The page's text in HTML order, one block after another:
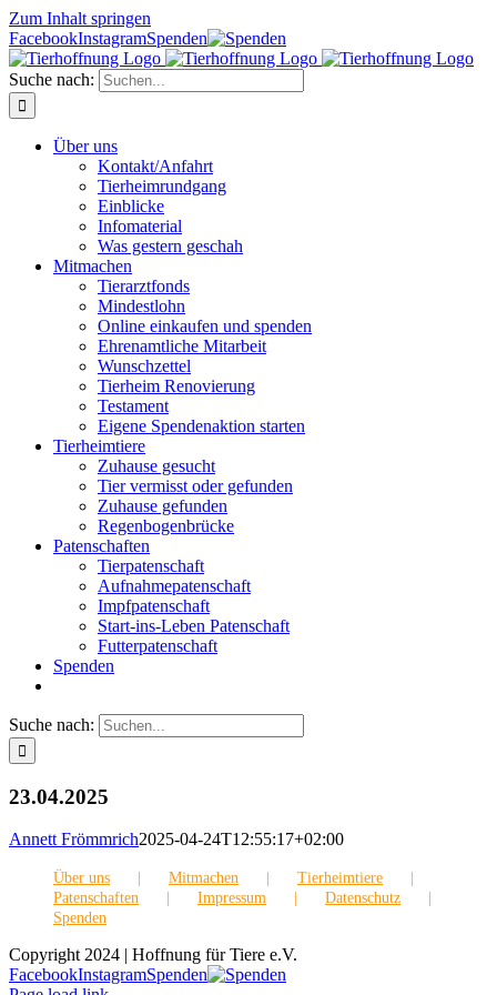
Zum Inhalt springen
FacebookInstagramSpenden
Suche nach:
Über uns
Kontakt/Anfahrt
Tierheimrundgang
Einblicke
Infomaterial
Was gestern geschah
Mitmachen
Tierarztfonds
Mindestlohn
Online einkaufen und spenden
Ehrenamtliche Mitarbeit
Wunschzettel
Tierheim Renovierung
Testament
Eigene Spendenaktion starten
Tierheimtiere
Zuhause gesucht
Tier vermisst oder gefunden
Zuhause gefunden
Regenbogenbrücke
Patenschaften
Tierpatenschaft
Aufnahmepatenschaft
Impfpatenschaft
Start-ins-Leben Patenschaft
Futterpatenschaft
Spenden
Suche nach:
23.04.2025
Annett Frömmrich2025-04-24T12:55:17+02:00
Über uns Mitmachen
Tierheimtiere
Patenschaften
Impressum
Datenschutz
Spenden
Copyright 2024 | Hoffnung für Tiere e.V.
FacebookInstagramSpenden